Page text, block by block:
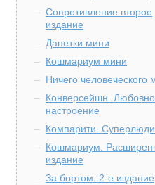
Сопротивление второе
издание
Данетки мини
Кошмариум мини
Ничего человеческого
Конверсейшн.
настроение
Компарити. Суперлюди
Кошмариум.
издание
За бортом. 2-е издание